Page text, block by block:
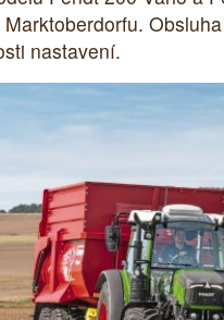
nastavení.